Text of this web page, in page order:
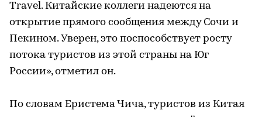
Travel. Китайские коллеги надеются на
открытие прямого сообщения между Сочи и
Пекином. Уверен, это поспособствует росту
потока туристов из этой страны на Юг
России», отметил он.
По словам Еристема Чича, туристов из Китая